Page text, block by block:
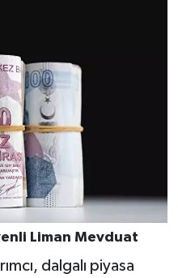
Liman Mevduat
dalgalı piyasa